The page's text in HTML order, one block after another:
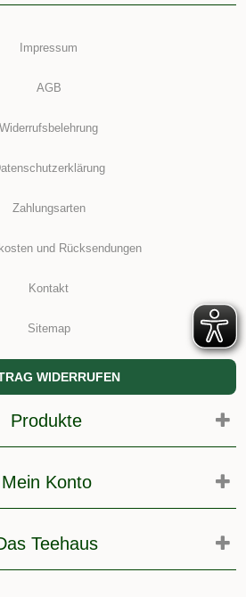
Impressum
AGB
Widerrufsbelehrung
Zahlungsarten
und Rücksendungen
Kontakt
Sitemap
WIDERRUFEN
Produkte
Mein Konto
Teehaus